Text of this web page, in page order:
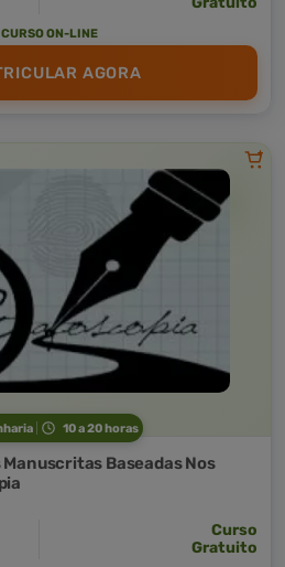
CURSO ON-LINE
AGORA
10 a 20 horas
Baseadas Nos
Curso
Gratuito